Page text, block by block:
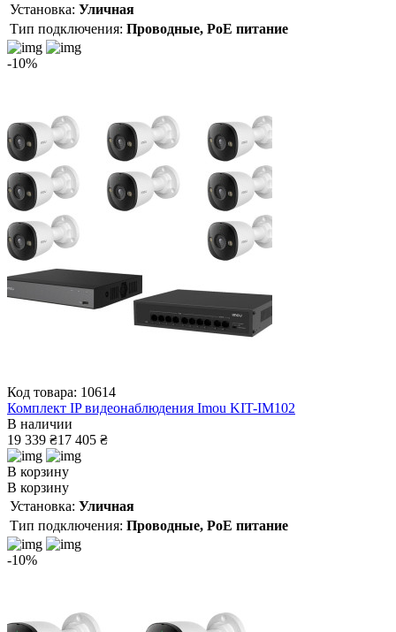
Установка: Уличная
Тип подключения: Проводные, PoE питание
-10%
Код товара: 10614
Комплект IP видеонаблюдения Imou KIT-IM102
В наличии
19 339 ₴17 405 ₴
В корзину
В корзину
Установка: Уличная
Тип подключения: Проводные, PoE питание
-10%